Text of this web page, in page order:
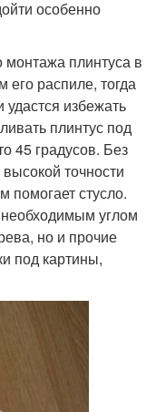
особенно
монтажа плинтуса в
распиле, тогда
удастся избежать
плинтус под
45 градусов. Без
точности
помогает стусло.
углом
но и прочие
под картины,